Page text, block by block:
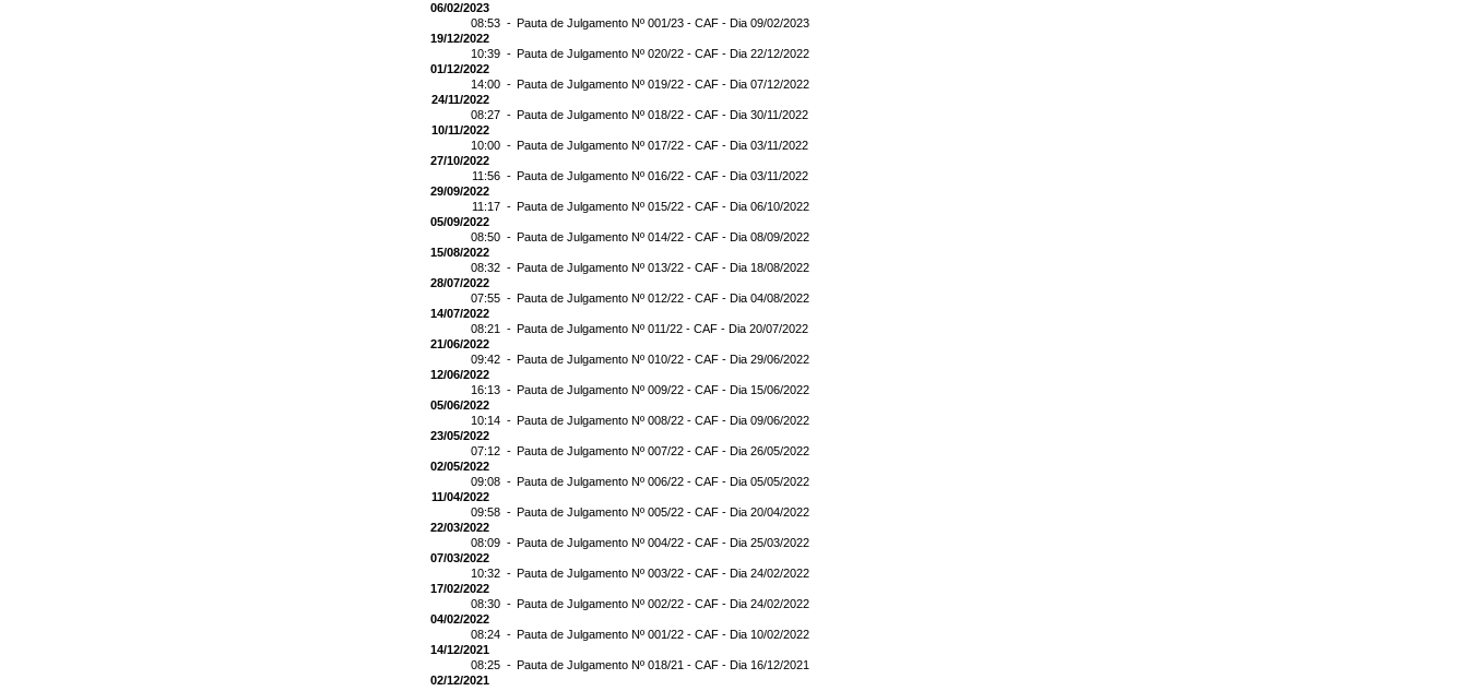
06/02/2023
08:53 - Pauta de Julgamento Nº 001/23 - CAF - Dia 09/02/2023
19/12/2022
10:39 - Pauta de Julgamento Nº 020/22 - CAF - Dia 22/12/2022
01/12/2022
14:00 - Pauta de Julgamento Nº 019/22 - CAF - Dia 07/12/2022
24/11/2022
08:27 - Pauta de Julgamento Nº 018/22 - CAF - Dia 30/11/2022
10/11/2022
10:00 - Pauta de Julgamento Nº 017/22 - CAF - Dia 03/11/2022
27/10/2022
11:56 - Pauta de Julgamento Nº 016/22 - CAF - Dia 03/11/2022
29/09/2022
11:17 - Pauta de Julgamento Nº 015/22 - CAF - Dia 06/10/2022
05/09/2022
08:50 - Pauta de Julgamento Nº 014/22 - CAF - Dia 08/09/2022
15/08/2022
08:32 - Pauta de Julgamento Nº 013/22 - CAF - Dia 18/08/2022
28/07/2022
07:55 - Pauta de Julgamento Nº 012/22 - CAF - Dia 04/08/2022
14/07/2022
08:21 - Pauta de Julgamento Nº 011/22 - CAF - Dia 20/07/2022
21/06/2022
09:42 - Pauta de Julgamento Nº 010/22 - CAF - Dia 29/06/2022
12/06/2022
16:13 - Pauta de Julgamento Nº 009/22 - CAF - Dia 15/06/2022
05/06/2022
10:14 - Pauta de Julgamento Nº 008/22 - CAF - Dia 09/06/2022
23/05/2022
07:12 - Pauta de Julgamento Nº 007/22 - CAF - Dia 26/05/2022
02/05/2022
09:08 - Pauta de Julgamento Nº 006/22 - CAF - Dia 05/05/2022
11/04/2022
09:58 - Pauta de Julgamento Nº 005/22 - CAF - Dia 20/04/2022
22/03/2022
08:09 - Pauta de Julgamento Nº 004/22 - CAF - Dia 25/03/2022
07/03/2022
10:32 - Pauta de Julgamento Nº 003/22 - CAF - Dia 24/02/2022
17/02/2022
08:30 - Pauta de Julgamento Nº 002/22 - CAF - Dia 24/02/2022
04/02/2022
08:24 - Pauta de Julgamento Nº 001/22 - CAF - Dia 10/02/2022
14/12/2021
08:25 - Pauta de Julgamento Nº 018/21 - CAF - Dia 16/12/2021
02/12/2021